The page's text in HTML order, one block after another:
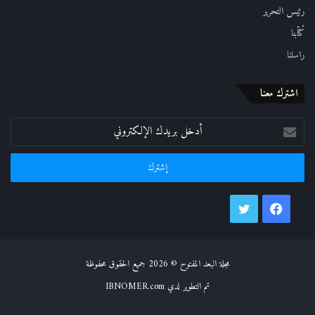
رئيس التحرير
كُتّابنا
راسلنا
اشترك معنا
أدخل
بريدك
الإلكتروني
فيسبوك
مجلة البعد المفتوح © 2026 جميع الحقوق محفوظة
تم التطوير لدي IBNOMER.com